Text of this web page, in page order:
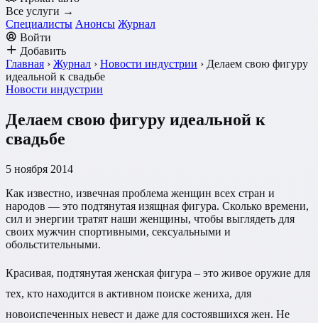
Все услуги →
Специалисты Анонсы Журнал
Войти
Добавить
Главная › Журнал › Новости индустрии › Делаем свою фигуру
идеальной к свадьбе
Новости индустрии
Делаем свою фигуру идеальной к
свадьбе
5 ноября 2014
Как известно, извечная проблема женщин всех стран и
народов — это подтянутая изящная фигура. Сколько времени,
сил и энергии тратят наши женщины, чтобы выглядеть для
своих мужчин спортивными, сексуальными и
обольстительными.
Красивая, подтянутая женская фигура – это живое оружие для
тех, кто находится в активном поиске жениха, для
новоиспеченных невест и даже для состоявшихся жен. Не